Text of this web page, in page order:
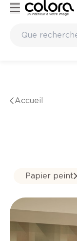
Accueil
Papier peint
Inspiration pour